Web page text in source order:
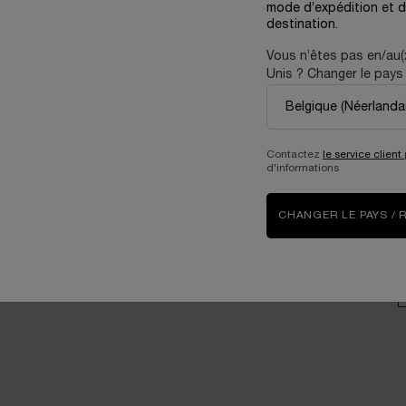
mode d’expédition et
destination.
Vous n’êtes pas en/
Unis ? Changer le
Contactez le service client
d'informations
CHANGER LE PAYS /